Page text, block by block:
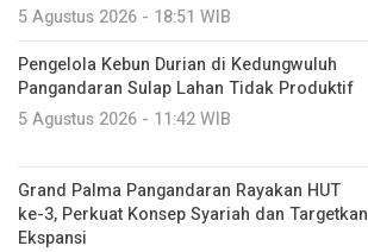
5 Agustus 2026 - 18:51 WIB
Pengelola Kebun Durian di Kedungwuluh
Pangandaran Sulap Lahan Tidak Produktif ‎
5 Agustus 2026 - 11:42 WIB
Grand Palma Pangandaran Rayakan HUT
ke-3, Perkuat Konsep Syariah dan Targetkan
Ekspansi